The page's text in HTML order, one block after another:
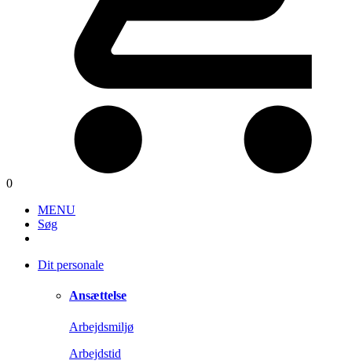
0
MENU
Søg
Dit personale
Ansættelse
Arbejdsmiljø
Arbejdstid